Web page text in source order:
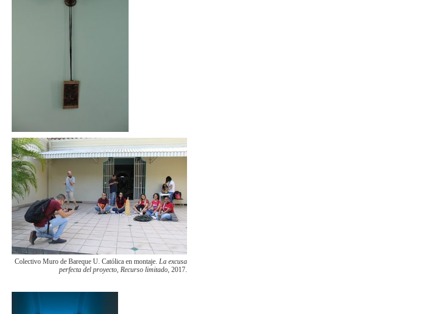
Colectivo Muro de Bareque U. Católica en montaje. La excusa
perfecta del proyecto, Recurso limitado, 2017.